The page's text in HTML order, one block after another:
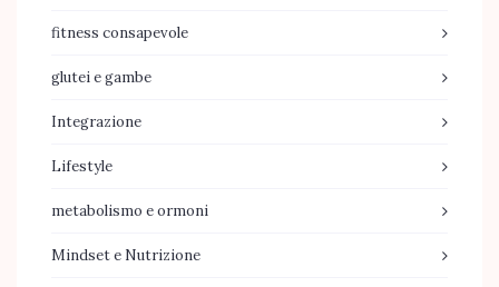
fitness consapevole
glutei e gambe
Integrazione
Lifestyle
metabolismo e ormoni
Mindset e Nutrizione